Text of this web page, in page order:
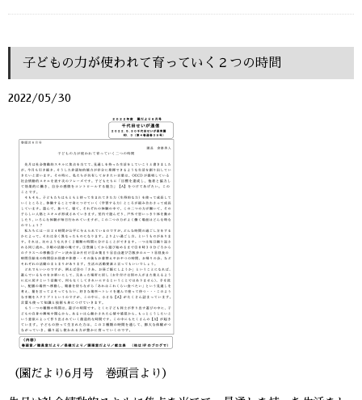
子どもの力が使われて育っていく２つの時間
2022/05/30
（園だより6月号 巻頭言より）